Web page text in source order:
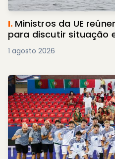
I. Ministros da UE
para discutir situação
1 agosto 2026